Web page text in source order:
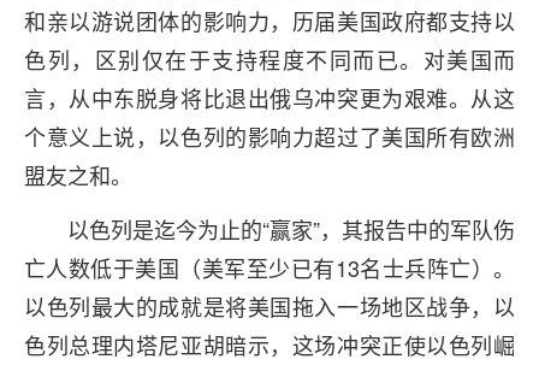
和亲以游说团体的影响力，历届美国政府都支持以
色列，区别仅在于支持程度不同而已。对美国而
言，从中东脱身将比退出俄乌冲突更为艰难。从这
个意义上说，以色列的影响力超过了美国所有欧洲
盟友之和。
以色列是迄今为止的“赢家”，其报告中的军队伤
亡人数低于美国（美军至少已有13名士兵阵亡）。
以色列最大的成就是将美国拖入一场地区战争，以
色列总理内塔尼亚胡暗示，这场冲突正使以色列崛